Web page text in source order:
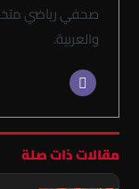
صحفي رياضي
والعربية.
مقالات ذات صلة